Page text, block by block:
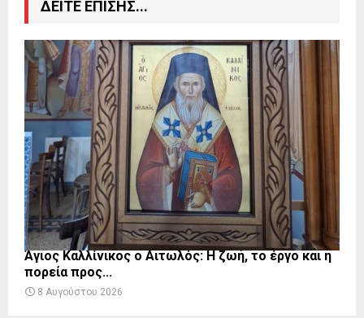
ΔΕΙΤΕ ΕΠΙΣΗΣ...
Άγιος Καλλίνικος ο Αιτωλός: Η ζωή, το έργο και η
πορεία προς...
8 Αυγούστου 2026